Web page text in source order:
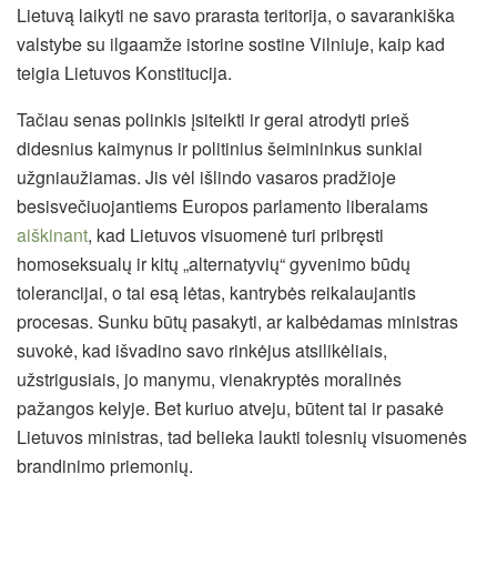
Lietuvą laikyti ne savo prarasta teritorija, o savarankiška
valstybe su ilgaamže istorine sostine Vilniuje, kaip kad
teigia Lietuvos Konstitucija.
Tačiau senas polinkis įsiteikti ir gerai atrodyti prieš
didesnius kaimynus ir politinius šeimininkus sunkiai
užgniaužiamas. Jis vėl išlindo vasaros pradžioje
besisvečiuojantiems Europos parlamento liberalams
aiškinant, kad Lietuvos visuomenė turi pribręsti
homoseksualų ir kitų „alternatyvių“ gyvenimo būdų
tolerancijai, o tai esą lėtas, kantrybės reikalaujantis
procesas. Sunku būtų pasakyti, ar kalbėdamas ministras
suvokė, kad išvadino savo rinkėjus atsilikėliais,
užstrigusiais, jo manymu, vienakryptės moralinės
pažangos kelyje. Bet kuriuo atveju, būtent tai ir pasakė
Lietuvos ministras, tad belieka laukti tolesnių visuomenės
brandinimo priemonių.